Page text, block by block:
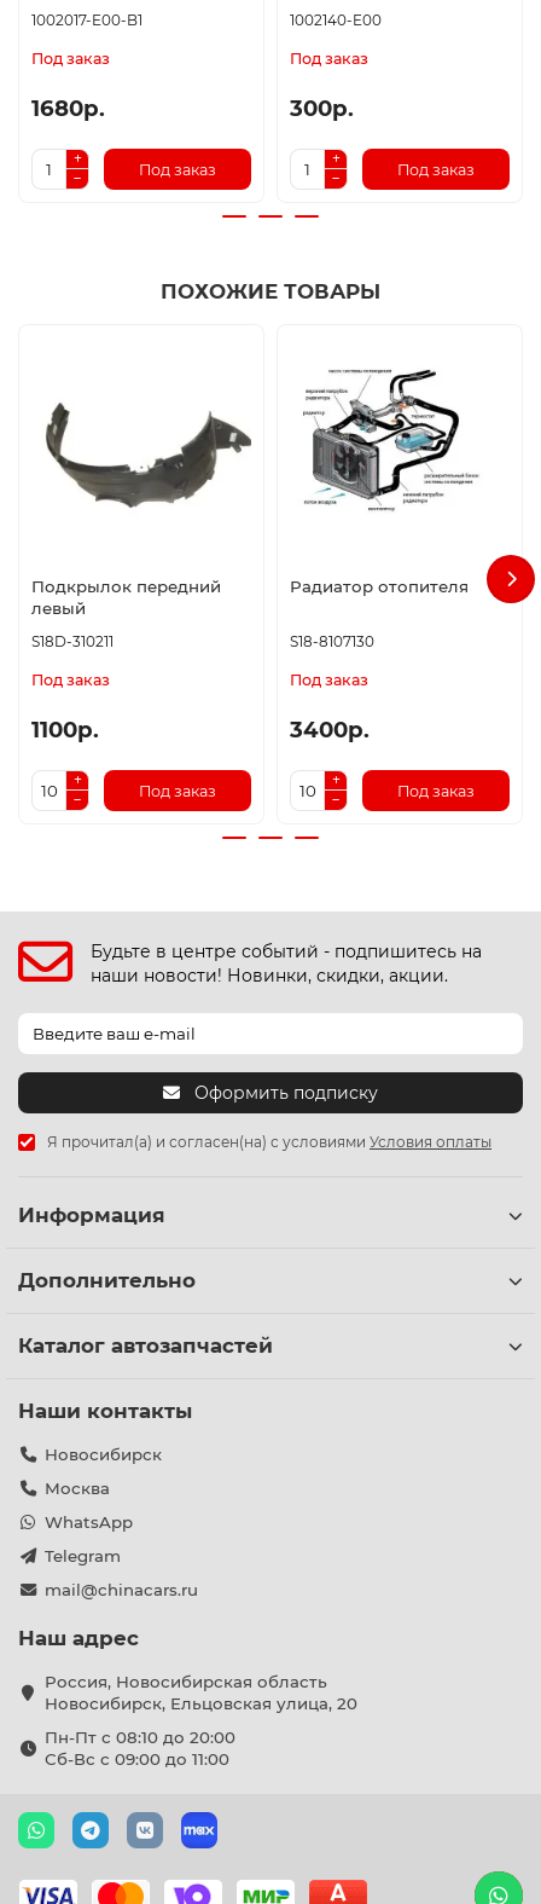
1002017-E00-B1
Под заказ
1680р.
Под заказ
1002140-E00
Под заказ
300р.
Под заказ
ПОХОЖИЕ ТОВАРЫ
Подкрылок передний
левый
S18D-310211
Под заказ
1100р.
Под заказ
Радиатор отопителя
S18-8107130
Под заказ
3400р.
Под заказ
Будьте в центре событий - подпишитесь на
наши новости! Новинки, скидки, акции.
Оформить подписку
Я прочитал(а) и согласен(на) с условиями Условия оплаты
Информация
Дополнительно
Каталог автозапчастей
Наши контакты
Новосибирск
Москва
WhatsApp
Telegram
mail@chinacars.ru
Наш адрес
Россия, Новосибирская область
Новосибирск, Ельцовская улица, 20
Пн-Пт с 08:10 до 20:00
Сб-Вс с 09:00 до 11:00